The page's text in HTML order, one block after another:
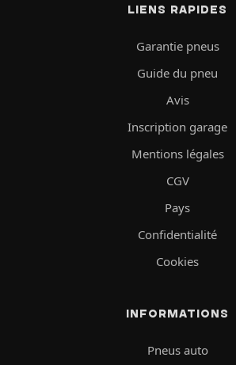
LIENS RAPIDES
Garantie pneus
Guide du pneu
Avis
Inscription garage
Mentions légales
CGV
Pays
Confidentialité
Cookies
INFORMATIONS
Pneus auto